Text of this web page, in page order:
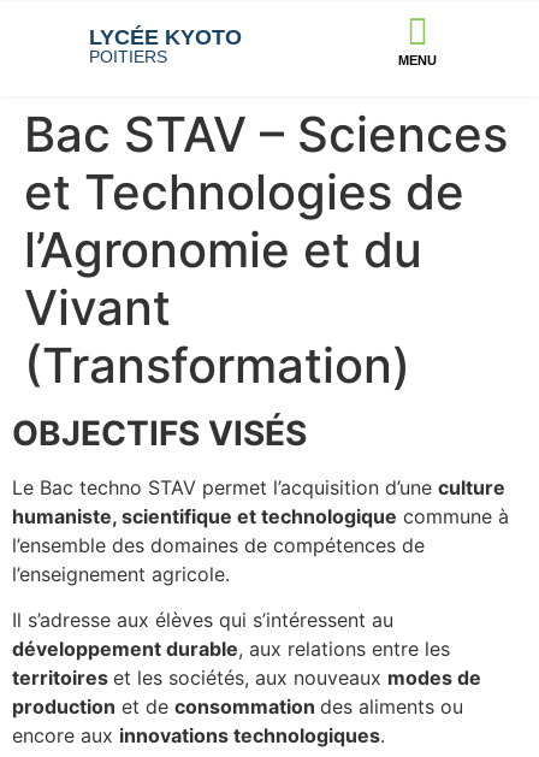
LYCÉE KYOTO
POITIERS MENU
Bac STAV – Sciences
et Technologies de
l’Agronomie et du
Vivant
(Transformation)
OBJECTIFS VISÉS
Le Bac techno STAV permet l’acquisition d’une culture
humaniste, scientifique et technologique commune à
l’ensemble des domaines de compétences de
l’enseignement agricole.
Il s’adresse aux élèves qui s’intéressent au
développement durable, aux relations entre les
territoires et les sociétés, aux nouveaux modes de
production et de consommation des aliments ou
encore aux innovations technologiques.